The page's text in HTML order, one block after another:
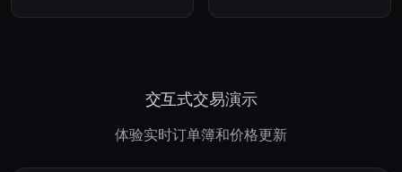
交互式交易演示
体验实时订单簿和价格更新